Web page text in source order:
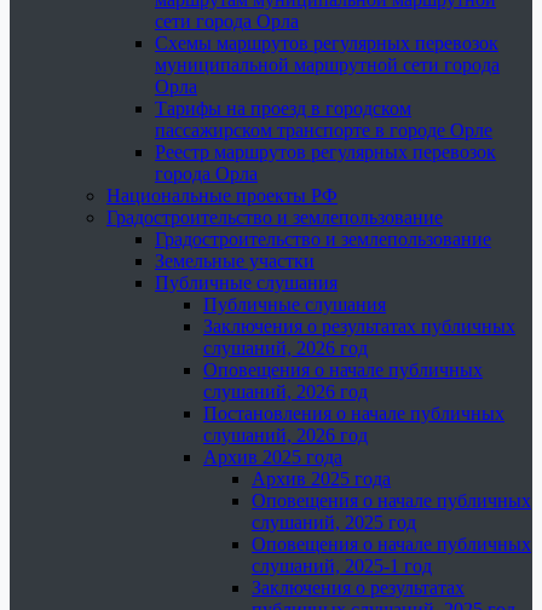
сети города Орла
Схемы маршрутов регулярных перевозок
муниципальной маршрутной сети города
Орла
Тарифы на проезд в городском
пассажирском транспорте в городе Орле
Реестр маршрутов регулярных перевозок
города Орла
Национальные проекты РФ
Градостроительство и землепользование
Градостроительство и землепользование
Земельные участки
Публичные слушания
Публичные слушания
Заключения о результатах публичных
слушаний, 2026 год
Оповещения о начале публичных
слушаний, 2026 год
Постановления о начале публичных
слушаний, 2026 год
Архив 2025 года
Архив 2025 года
Оповещения о начале публичных
слушаний, 2025 год
Оповещения о начале публичных
слушаний, 2025-1 год
Заключения о результатах